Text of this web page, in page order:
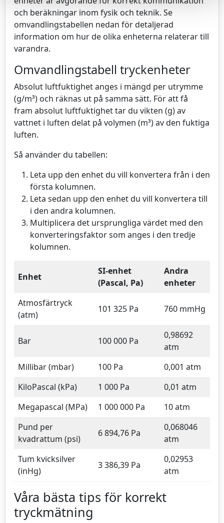
och beräkningar inom fysik och teknik. Se
omvandlingstabellen nedan för detaljerad
information om hur de olika enheterna relaterar till
varandra.
Omvandlingstabell tryckenheter
Absolut luftfuktighet anges i mängd per utrymme
(g/m³) och räknas ut på samma sätt. För att få
fram absolut luftfuktighet tar du vikten (g) av
vattnet i luften delat på volymen (m³) av den fuktiga
luften.
Så använder du tabellen:
Leta upp den enhet du vill konvertera från i den
första kolumnen.
Leta sedan upp den enhet du vill konvertera till
i den andra kolumnen.
Multiplicera det ursprungliga värdet med den
konverteringsfaktor som anges i den tredje
kolumnen.
Enhet
SI-enhet
(Pascal, Pa)
Andra
enheter
Atmosfärtryck
(atm)
101 325 Pa 760 mmHg
Bar 100 000 Pa
0,98692
atm
Millibar (mbar)
100 Pa
0,001 atm
KiloPascal (kPa)
1 000 Pa
0,01 atm
Megapascal (MPa)
1 000 000 Pa
10 atm
Pund per
kvadrattum (psi)
6 894,76 Pa
0,068046
atm
Tum kvicksilver
(inHg)
3 386,39 Pa
0,02953
atm
Våra bästa tips för korrekt
tryckmätning